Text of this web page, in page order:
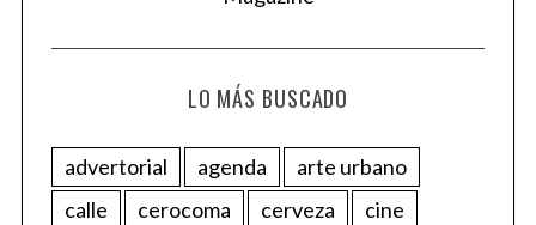
LO MÁS BUSCADO
advertorial agenda
arte urbano
calle
cerocoma cerveza
cine